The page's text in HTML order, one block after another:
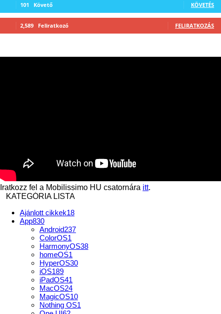
101 Követő KÖVETÉS
2,589 Feliratkozó FELIRATKOZÁS
Iratkozz fel a Mobilissimo HU csatornára itt.
KATEGÓRIA LISTA
Ajánlott cikkek18
App830
Android237
ColorOS1
HarmonyOS38
homeOS1
HyperOS30
iOS189
iPadOS41
MacOS24
MagicOS10
Nothing OS1